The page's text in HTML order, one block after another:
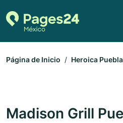
Página de Inicio Heroica
Madison Grill